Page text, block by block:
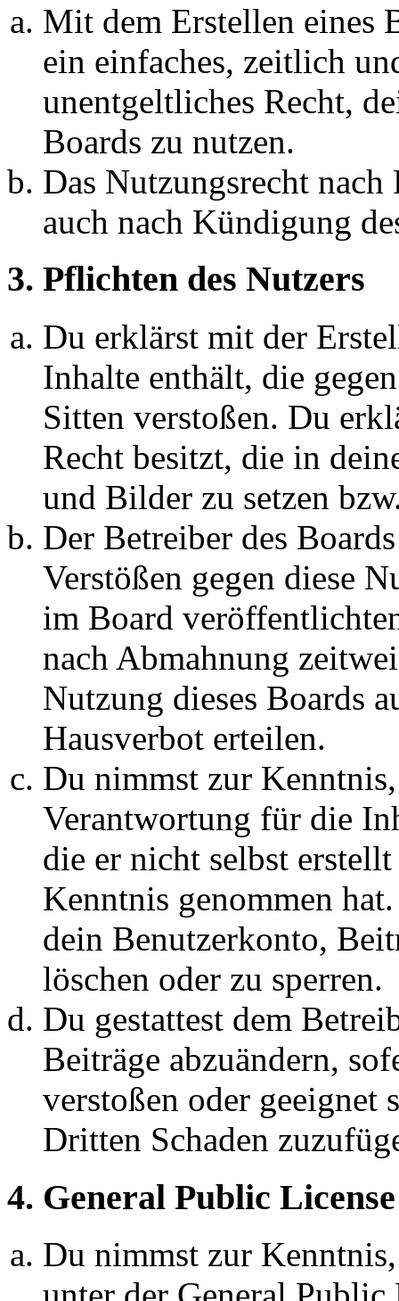
Mit dem Erstellen eines
ein einfaches, zeitlich
unentgeltliches Recht,
Boards zu nutzen.
Das Nutzungsrecht
auch nach Kündigung
3. Pflichten des Nutzers
Du erklärst mit der
Inhalte enthält, die
Sitten verstoßen. Du
Recht besitzt, die in
und Bilder zu setzen
Der Betreiber des
Verstößen gegen diese
im Board
nach Abmahnung
Nutzung dieses Boards
Hausverbot erteilen.
Du nimmst zur
Verantwortung für die
die er nicht selbst
Kenntnis genommen
dein Benutzerkonto,
löschen oder zu sperren.
Du gestattest dem
Beiträge abzuändern,
verstoßen oder geeignet
Dritten Schaden
4. General Public License
Du nimmst zur